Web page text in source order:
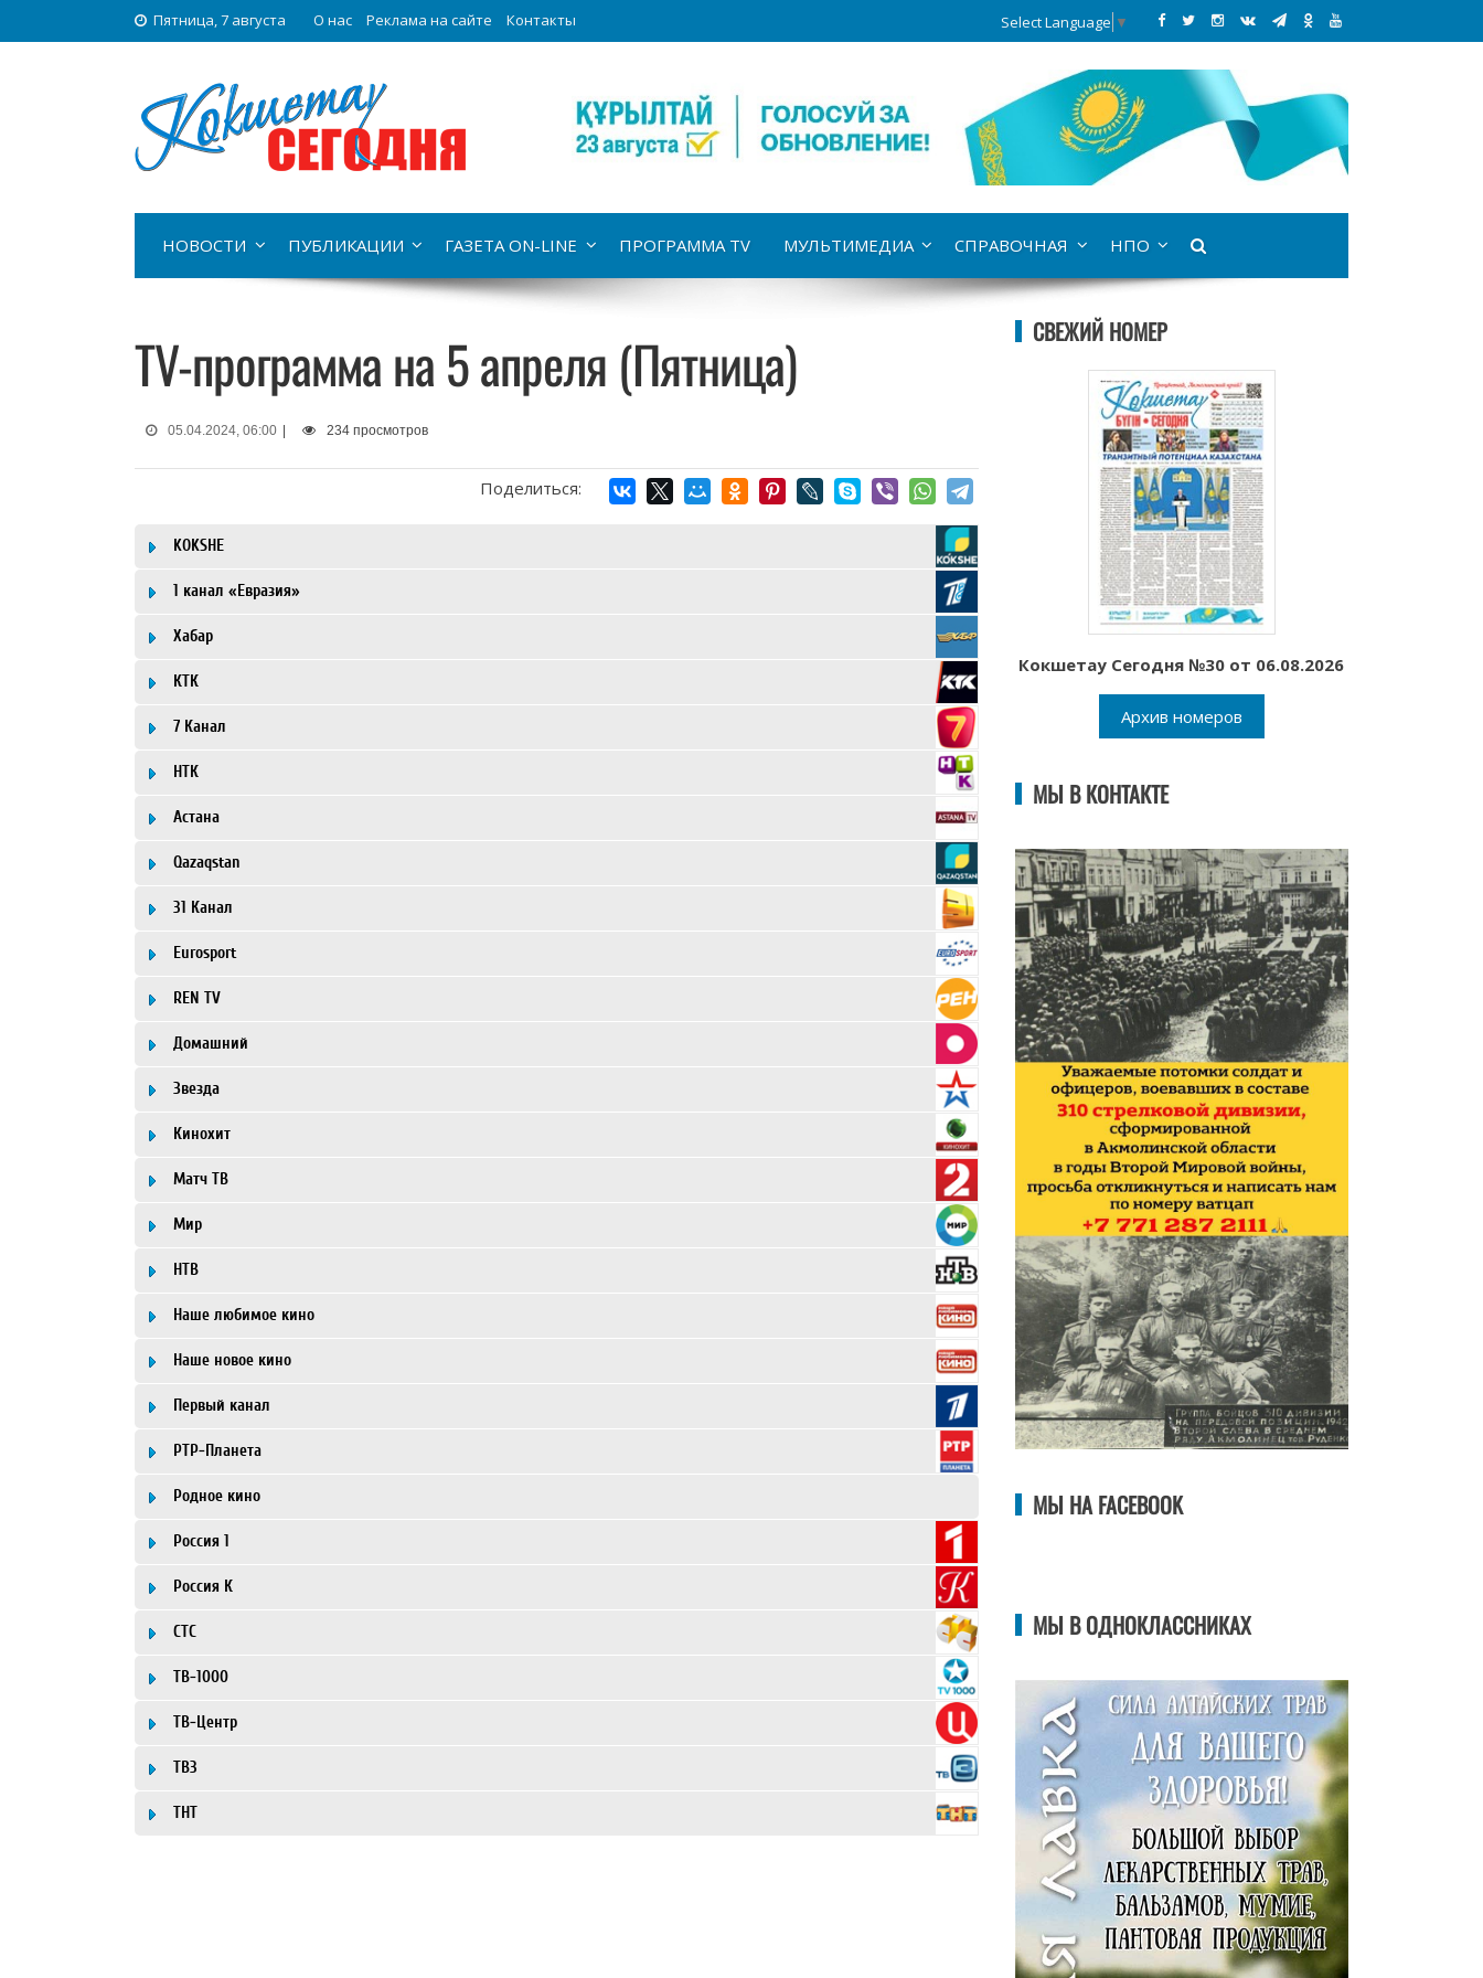
Пятница, 7 августа О нас Реклама на сайте Контакты Select Language ▼
НОВОСТИ ПУБЛИКАЦИИ ГАЗЕТА ON-LINE ПРОГРАММА TV МУЛЬТИМЕДИА СПРАВОЧНАЯ НПО
TV-программа на 5 апреля (Пятница)
05.04.2024, 06:00 | 234 просмотров
Поделиться:
KOKSHE
1 канал «Евразия»
Хабар
КТК
7 Канал
НТК
Астана
Qazaqstan
31 Канал
Eurosport
REN TV
Домашний
Звезда
Кинохит
Матч ТВ
Мир
НТВ
Наше любимое кино
Наше новое кино
Первый канал
РТР-Планета
Родное кино
Россия 1
Россия К
СТС
ТВ-1000
ТВ-Центр
ТВ3
ТНТ
СВЕЖИЙ НОМЕР
Кокшетау Сегодня №30 от 06.08.2026
Архив номеров
МЫ В КОНТАКТЕ
МЫ НА FACEBOOK
МЫ В ОДНОКЛАССНИКАХ